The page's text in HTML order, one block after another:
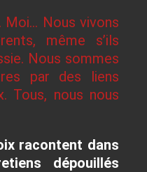
Nous vivons
même s’ils
Nous sommes
par des liens
Tous, nous nous
racontent dans
dépouillés